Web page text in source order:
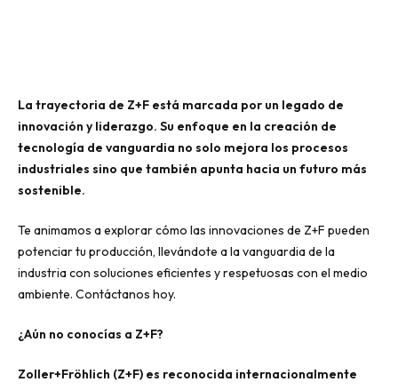
La trayectoria de Z+F está marcada por un legado de
innovación y liderazgo. Su enfoque en la creación de
tecnología de vanguardia no solo mejora los procesos
industriales sino que también apunta hacia un futuro más
sostenible.
Te animamos a explorar cómo las innovaciones de Z+F pueden
potenciar tu producción, llevándote a la vanguardia de la
industria con soluciones eficientes y respetuosas con el medio
ambiente. Contáctanos hoy.
¿Aún no conocías a Z+F?
Zoller+Fröhlich (Z+F) es reconocida internacionalmente